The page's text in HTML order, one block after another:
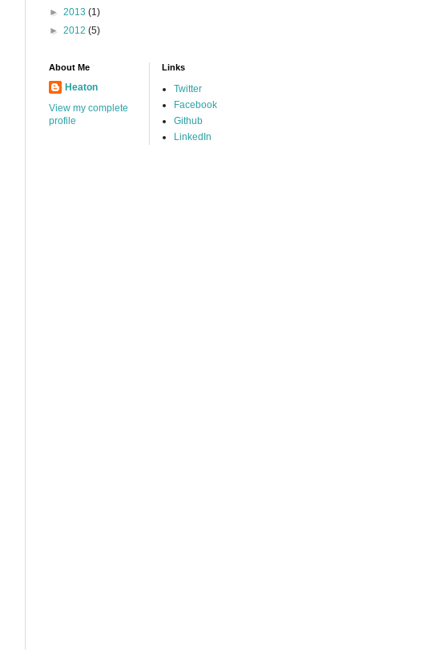
► 2013 (1)
► 2012 (5)
About Me
Heaton
View my complete
profile
Links
Twitter
Facebook
Github
LinkedIn